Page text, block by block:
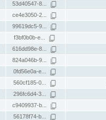
53d40547-8...
ce4e3050-2...
99619dc5-9...
f3bf0b0b-e...
616dd98e-8...
824a046b-9...
0fd56e0a-e...
560cf185-0...
296fc6d4-3...
c9409937-b...
56178f74-b...